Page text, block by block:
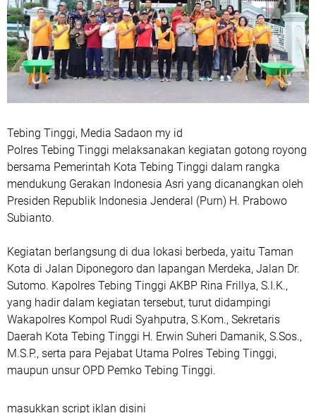
Tebing Tinggi, Media Sadaon my id
Polres Tebing Tinggi melaksanakan kegiatan gotong royong
bersama Pemerintah Kota Tebing Tinggi dalam rangka
mendukung Gerakan Indonesia Asri yang dicanangkan oleh
Presiden Republik Indonesia Jenderal (Purn) H. Prabowo
Subianto.
Kegiatan berlangsung di dua lokasi berbeda, yaitu Taman
Kota di Jalan Diponegoro dan lapangan Merdeka, Jalan Dr.
Sutomo. Kapolres Tebing Tinggi AKBP Rina Frillya, S.I.K.,
yang hadir dalam kegiatan tersebut, turut didampingi
Wakapolres Kompol Rudi Syahputra, S.Kom., Sekretaris
Daerah Kota Tebing Tinggi H. Erwin Suheri Damanik, S.Sos.,
M.S.P., serta para Pejabat Utama Polres Tebing Tinggi,
maupun unsur OPD Pemko Tebing Tinggi.
masukkan script iklan disini